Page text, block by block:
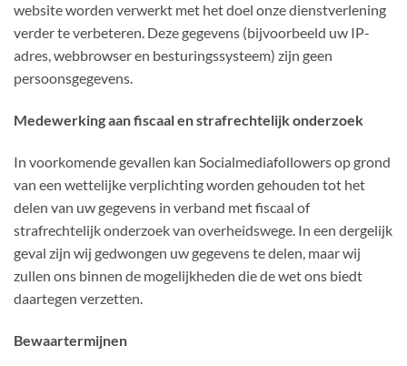
website worden verwerkt met het doel onze dienstverlening
verder te verbeteren. Deze gegevens (bijvoorbeeld uw IP-
adres, webbrowser en besturingssysteem) zijn geen
persoonsgegevens.
Medewerking aan fiscaal en strafrechtelijk onderzoek
In voorkomende gevallen kan Socialmediafollowers op grond
van een wettelijke verplichting worden gehouden tot het
delen van uw gegevens in verband met fiscaal of
strafrechtelijk onderzoek van overheidswege. In een dergelijk
geval zijn wij gedwongen uw gegevens te delen, maar wij
zullen ons binnen de mogelijkheden die de wet ons biedt
daartegen verzetten.
Bewaartermijnen